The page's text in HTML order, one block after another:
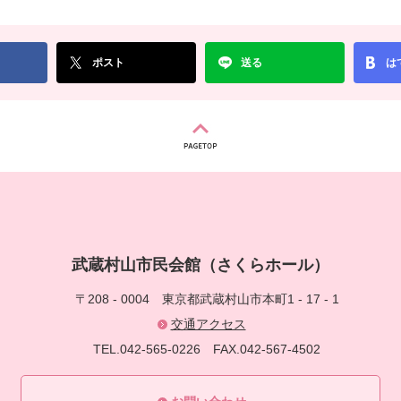
ポスト 送る は
武蔵村山市民会館（さくらホール）
〒208 - 0004 東京都武蔵村山市本町1 - 17 - 1
交通アクセス
TEL.042-565-0226 FAX.042-567-4502